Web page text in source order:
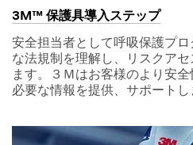
3M™ 保護具導入ステップ
安全担当者として呼吸保護プ
な法規制を理解し、リスクア
ます。３Ｍはお客様のより安
必要な情報を提供、サポートし